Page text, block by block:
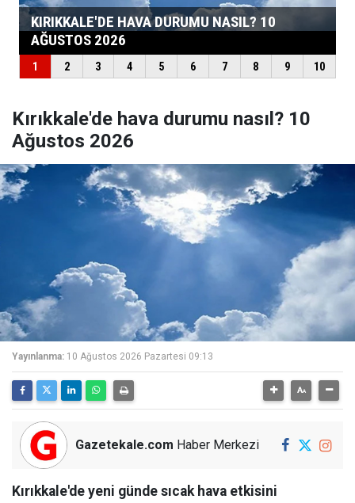
Kırıkkale'de hava durumu nasıl? 10
Ağustos 2026
Yayınlanma: 10 Ağustos 2026 Pazartesi 09:13
Gazetekale.com Haber Merkezi
Kırıkkale'de yeni günde sıcak hava etkisini